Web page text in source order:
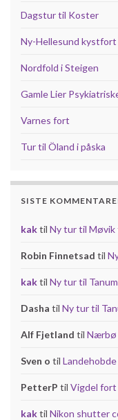
Dagstur til Koster
Ny-Hellesund kystfort
Nordfold i Steigen
Gamle Lier
Varnes fort
Tur til Öland i påska
SISTE
kaktil Ny tur til Møvik
Robin Finnetsad til
kaktil Ny tur til
Dasha til Ny tur til
Alf Fjetland til
Sven o til
PetterP til Vigdel fort
kaktil Nikon shutter